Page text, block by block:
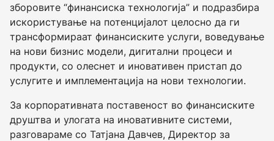
зборовите “финансиска технологија” и подразбира
искористување на потенцијалот целосно да ги
трансформираат финансиските услуги, воведување
на нови бизнис модели, дигитални процеси и
продукти, со олеснет и иновативен пристап до
услугите и имплементација на нови технологии.
За корпоративната поставеност во финансиските
друштва и улогата на иновативните системи,
разговараме со Татјана Давчев, Директор за